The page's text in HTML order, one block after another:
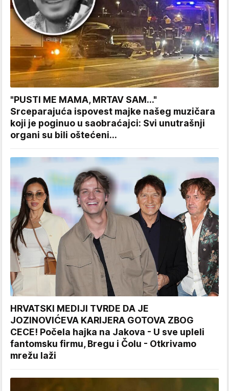
"PUSTI ME MAMA, MRTAV SAM..."
Srceparajuća ispovest majke našeg muzičara
koji je poginuo u saobraćajci: Svi unutrašnji
organi su bili oštećeni...
HRVATSKI MEDIJI TVRDE DA JE
JOZINOVIĆEVA KARIJERA GOTOVA ZBOG
CECE! Počela hajka na Jakova - U sve upleli
fantomsku firmu, Bregu i Čolu - Otkrivamo
mrežu laži